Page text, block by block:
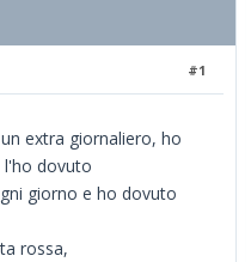
#1
extra giornaliero, ho
dovuto
giorno e ho dovuto
rossa,